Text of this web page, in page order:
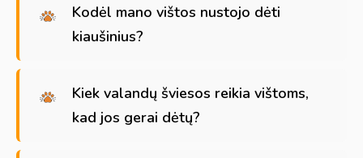
Kodėl mano vištos nustojo dėti
kiaušinius?
Kiek valandų šviesos reikia vištoms,
kad jos gerai dėtų?